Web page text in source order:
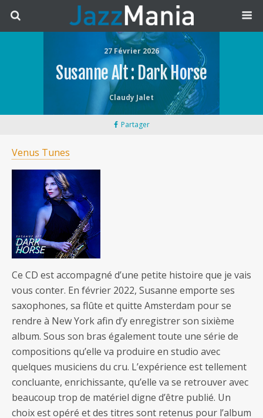
27 Février 2026
Susanne Alt : Dark Horse
Claudy Jalet
Partager
Venus Tunes
Ce CD est accompagné d’une petite histoire que je vais
vous conter. En février 2022, Susanne emporte ses
saxophones, sa flûte et quitte Amsterdam pour se
rendre à New York afin d’y enregistrer son sixième
album. Sous son bras également toute une série de
compositions qu’elle va produire en studio avec
quelques musiciens du cru. L’expérience est tellement
concluante, enrichissante, qu’elle va se retrouver avec
beaucoup trop de matériel digne d’être publié. Un
choix est opéré et des titres sont retenus pour l’album